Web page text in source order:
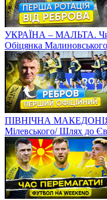
УКРАЇНА – МАЛЬТА. Чи
Обіцянка Малиновського
ПІВНІЧНА МАКЕДОНІЯ
Мілевського/ Шлях до